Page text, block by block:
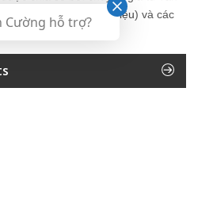
Hùng Cường (
giới thiệu) và các
đồng Nhân sự.
Cường hỗ trợ?